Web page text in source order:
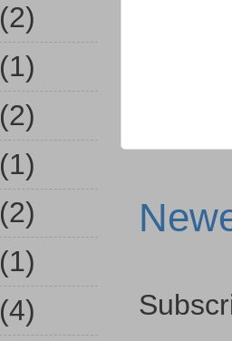
(2)
(1)
(2)
(1)
(2)
(1)
(4)